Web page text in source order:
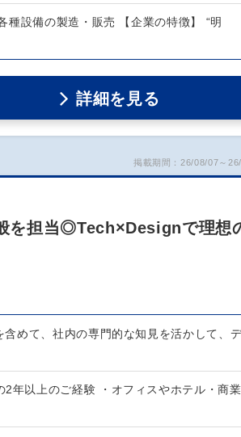
種設備の製造・販売 【企業の特徴】 “明
詳細を見る
掲載期間：26/08/07～
を担当◎Tech×Designで理想
めて、社内の専門的な知見を活かして、
2年以上のご経験 ・オフィスやホテル・商業